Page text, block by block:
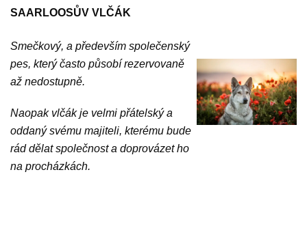
SAARLOOSŮV VLČÁK
Smečkový, a především společenský
pes, který často působí rezervovaně
až nedostupně.
Naopak vlčák je velmi přátelský a
oddaný svému majiteli, kterému bude
rád dělat společnost a doprovázet ho
na procházkách.